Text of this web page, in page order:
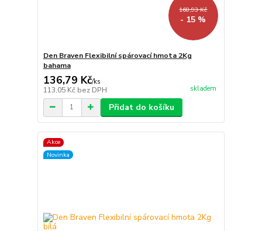
160,93 Kč
- 15 %
Den Braven Flexibilní spárovací hmota 2Kg
bahama
136,79 Kč/ks
113,05 Kč bez DPH skladem
Přidat do košíku
Akce
Novinka